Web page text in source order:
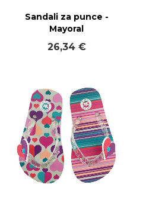
Sandali za punce -
Mayoral
26,34 €